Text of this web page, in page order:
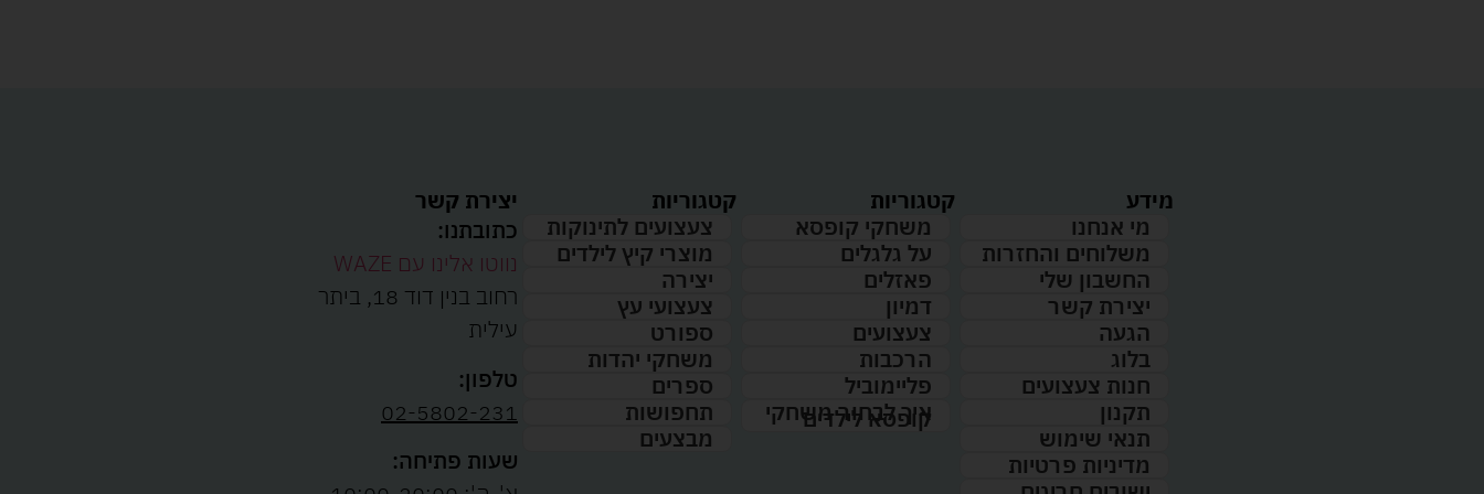
מידע
מי אנחנו
משלוחים והחזרות
החשבון שלי
יצירת קשר
הגעה
בלוג
חנות צעצועים
תקנון
תנאי שימוש
מדיניות פרטיות
קטגוריות
משחקי קופסא
על גלגלים
פאזלים
דמיון
צעצועים
הרכבות
פליימוביל
איך לבחור משחקי
קופסא לילדים
קטגוריות
צעצועים לתינוקות
מוצרי קיץ לילדים
יצירה
צעצועי עץ
ספורט
משחקי יהדות
ספרים
תחפושות
מבצעים
יצירת קשר
כתובתנו:
נווטו אלינו עם WAZE
רחוב בנין דוד 18, ביתר
עילית
טלפון:
02-5802-231
שעות פתיחה: